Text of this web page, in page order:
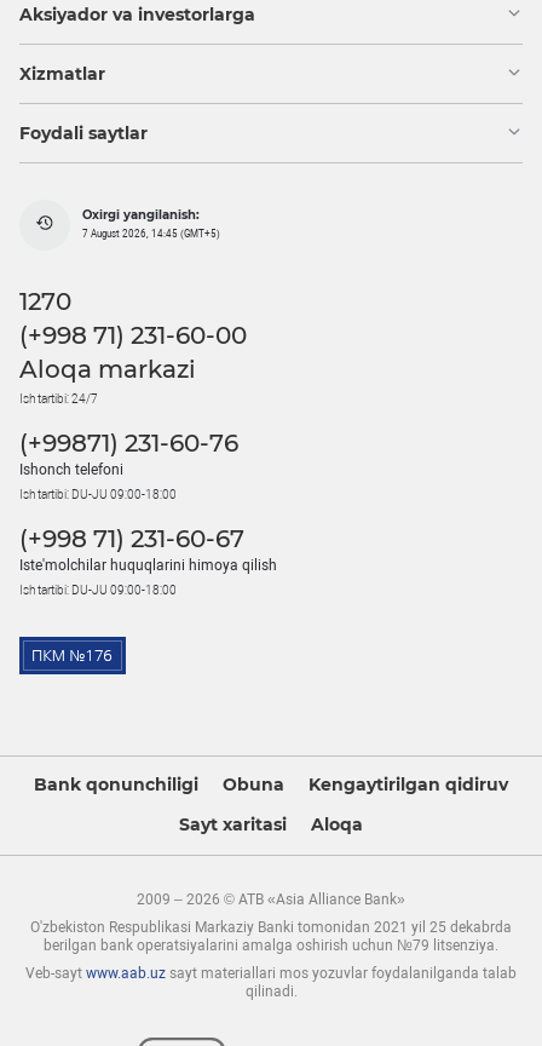
Aksiyador va investorlarga
Xizmatlar
Foydali saytlar
Oxirgi yangilanish:
7 August 2026, 14:45 (GMT+5)
1270
(+998 71) 231-60-00
Aloqa markazi
Ish tartibi: 24/7
(+99871) 231-60-76
Ishonch telefoni
Ish tartibi: DU-JU 09:00-18:00
(+998 71) 231-60-67
Iste'molchilar huquqlarini himoya qilish
Ish tartibi: DU-JU 09:00-18:00
Bank qonunchiligi Obuna
Kengaytirilgan qidiruv
Sayt xaritasi
Aloqa
2009 – 2026 © ATB «Asia Alliance Bank»
O'zbekiston Respublikasi Markaziy Banki tomonidan 2021 yil 25 dekabrda
berilgan bank operatsiyalarini amalga oshirish uchun №79 litsenziya.
Veb-sayt www.aab.uz sayt materiallari mos yozuvlar foydalanilganda talab
qilinadi.